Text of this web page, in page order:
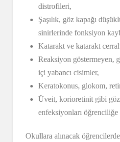
distrofileri,
Şaşılık, göz kapağı
sinirlerinde fonksiyon
Katarakt ve katarakt
Reaksiyon göstermeyen,
içi yabancı cisimler,
Keratokonus, glokom,
Üveit, korioretinit gibi
enfeksiyonları öğrenciliğe
Okullara alınacak